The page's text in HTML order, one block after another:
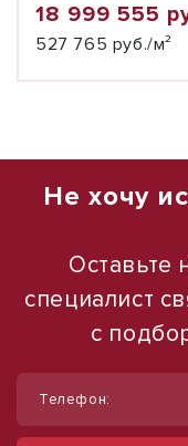
18 999 555
527 765 руб./м²
Не хочу
Оставьте
специалист
с
Телефон: